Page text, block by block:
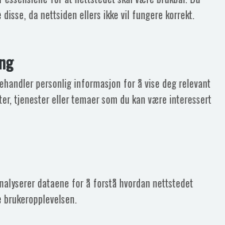
disse, da nettsiden ellers ikke vil fungere korrekt.
personlig informasjon for å vise deg relevant
tjenester eller temaer som du kan være interessert
dataene for å forstå hvordan nettstedet